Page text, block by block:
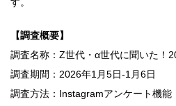
【調査概要】
調査名称：Z世代・α世代に聞いた！
調査期間：2026年1月5日-1月6日
調査方法：Instagramアンケート機能